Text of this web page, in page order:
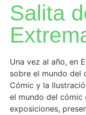
Salita
Una vez al año, en
sobre el mundo del
Cómic y la
el mundo del cómic
exposiciones,